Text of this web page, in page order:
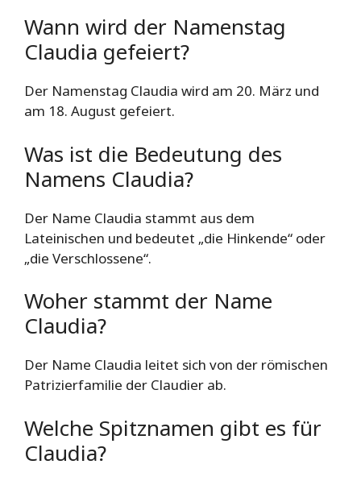
Wann wird der Namenstag
Claudia gefeiert?
Der Namenstag Claudia wird am 20. März und
am 18. August gefeiert.
Was ist die Bedeutung des
Namens Claudia?
Der Name Claudia stammt aus dem
Lateinischen und bedeutet „die Hinkende“ oder
„die Verschlossene“.
Woher stammt der Name
Claudia?
Der Name Claudia leitet sich von der römischen
Patrizierfamilie der Claudier ab.
Welche Spitznamen gibt es für
Claudia?